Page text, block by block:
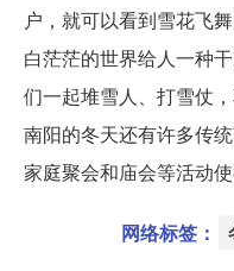
户，就可以看到雪花飞
白茫茫的世界给人一种
们一起堆雪人、打雪仗
南阳的冬天还有许多传
家庭聚会和庙会等活动
网络标签：